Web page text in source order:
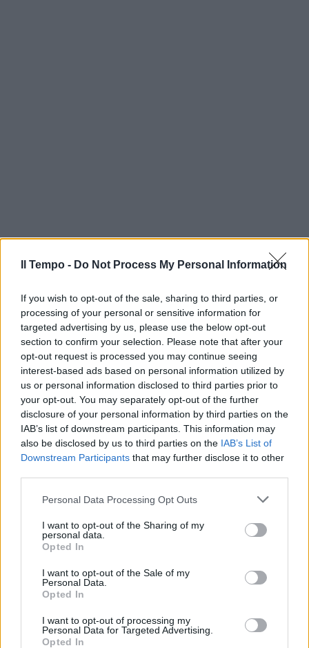
Il Tempo - Do Not Process My Personal Information
If you wish to opt-out of the sale, sharing to third parties, or
processing of your personal or sensitive information for
targeted advertising by us, please use the below opt-out
section to confirm your selection. Please note that after your
opt-out request is processed you may continue seeing
interest-based ads based on personal information utilized by
us or personal information disclosed to third parties prior to
your opt-out. You may separately opt-out of the further
disclosure of your personal information by third parties on the
IAB’s list of downstream participants. This information may
also be disclosed by us to third parties on the IAB’s List of
Downstream Participants that may further disclose it to other
Personal Data Processing Opt Outs
I want to opt-out of the Sharing of my
personal data.
Opted In
I want to opt-out of the Sale of my
Personal Data.
Opted In
I want to opt-out of processing my
Personal Data for Targeted Advertising.
Opted In